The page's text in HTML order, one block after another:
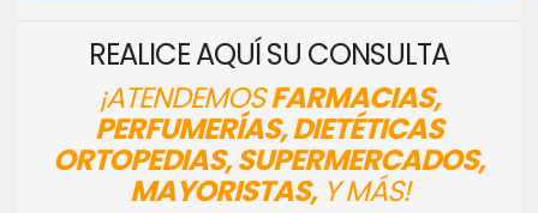
REALICE AQUÍ SU CONSULTA
¡ATENDEMOSFARMACIAS,
PERFUMERÍAS, DIETÉTICAS
ORTOPEDIAS, SUPERMERCADOS,
MAYORISTAS,Y MÁS!